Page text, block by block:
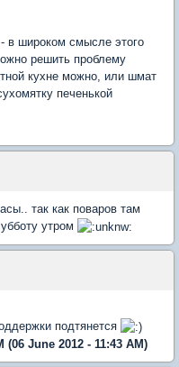
в широком смысле этого
решить проблему
кухне можно, или шмат
печенькой
так как поваров там
утром
подтянется
(06 June 2012 - 11:43 AM)